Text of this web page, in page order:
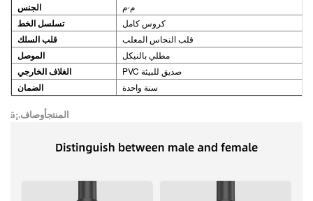
الجنس م-م
تسلسل الخط كروس كامل
قلب السلك قلب النحاس المعلب
الموصل مطلي بالنيكل
الغلاف الخارجي PVC صديق للبيئة
الضمان سنة واحدة
â¡.المنتجأوصاف